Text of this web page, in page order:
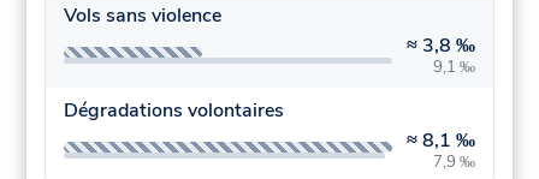
Vols sans violence
≈ 3,8 ‰
9,1 ‰
Dégradations volontaires
≈8,1 ‰
7,9 ‰